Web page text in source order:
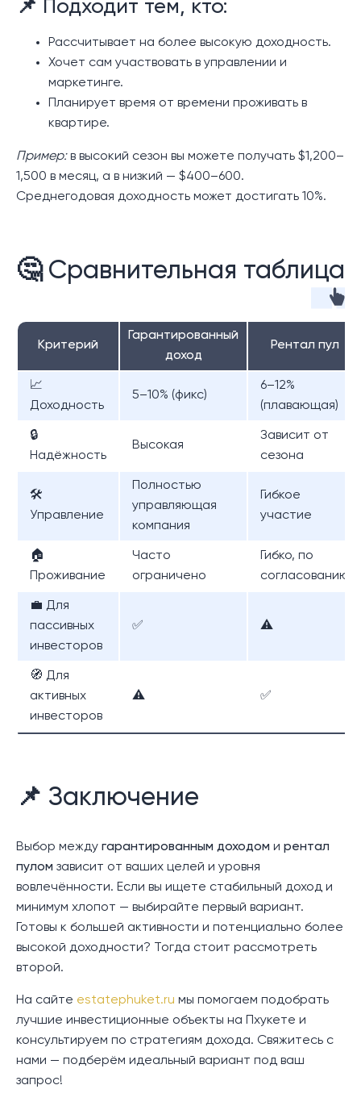
📌 Подходит тем, кто:
Рассчитывает на более высокую доходность.
Хочет сам участвовать в управлении и
маркетинге.
Планирует время от времени проживать в
квартире.
Пример:в высокий сезон вы можете получать $1,200–
1,500 в месяц, а в низкий — $400–600.
Среднегодовая доходность может достигать 10%.
🤔 Сравнительная таблица
Критерий
Гарантированный
доход
Рентал пул
📈
Доходность
5–10% (фикс)
6–12%
(плавающая)
🔒
Надёжность
Высокая
Зависит от
сезона
🛠
Управление
Полностью
управляющая
компания
Гибкое
участие
🏠
Проживание
Часто
ограничено
Гибко, по
согласованию
💼 Для
пассивных
инвесторов
✅ ⚠️
🧭 Для
активных
инвесторов
⚠️ ✅
📌 Заключение
Выбор между гарантированным доходом и рентал
пулом зависит от ваших целей и уровня
вовлечённости. Если вы ищете стабильный доход и
минимум хлопот — выбирайте первый вариант.
Готовы к большей активности и потенциально более
высокой доходности? Тогда стоит рассмотреть
второй.
На сайте estatephuket.ru мы помогаем подобрать
лучшие инвестиционные объекты на Пхукете и
консультируем по стратегиям дохода. Свяжитесь с
нами — подберём идеальный вариант под ваш
запрос!